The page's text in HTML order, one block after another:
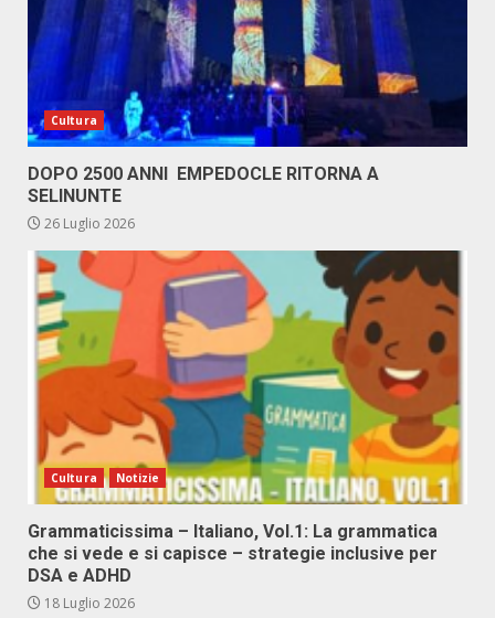
Cultura
DOPO 2500 ANNI EMPEDOCLE RITORNA A
SELINUNTE
26 Luglio 2026
Cultura Notizie
Grammaticissima – Italiano, Vol.1: La grammatica
che si vede e si capisce – strategie inclusive per
DSA e ADHD
18 Luglio 2026